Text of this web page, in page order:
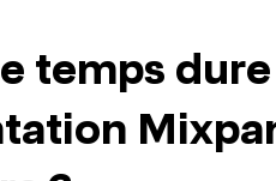
temps dure